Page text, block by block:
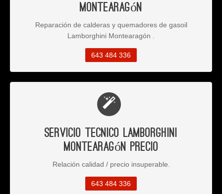
Montearagón
Reparación de calderas y quemadores de gasoil
Lamborghini Montearagón .
643 484 336
Servicio Tecnico Lamborghini
Montearagón Precio
Relación calidad / precio insuperable.
643 484 336